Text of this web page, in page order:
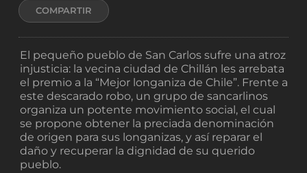
COMPARTIR
El pequeño pueblo de San Carlos sufre una atroz
injusticia: la vecina ciudad de Chillán les arrebata
el premio a la “Mejor longaniza de Chile”. Frente a
este descarado robo, un grupo de sancarlinos
organiza un potente movimiento social, el cual
se propone obtener la preciada denominación
de origen para sus longanizas, y así reparar el
daño y recuperar la dignidad de su querido
pueblo.